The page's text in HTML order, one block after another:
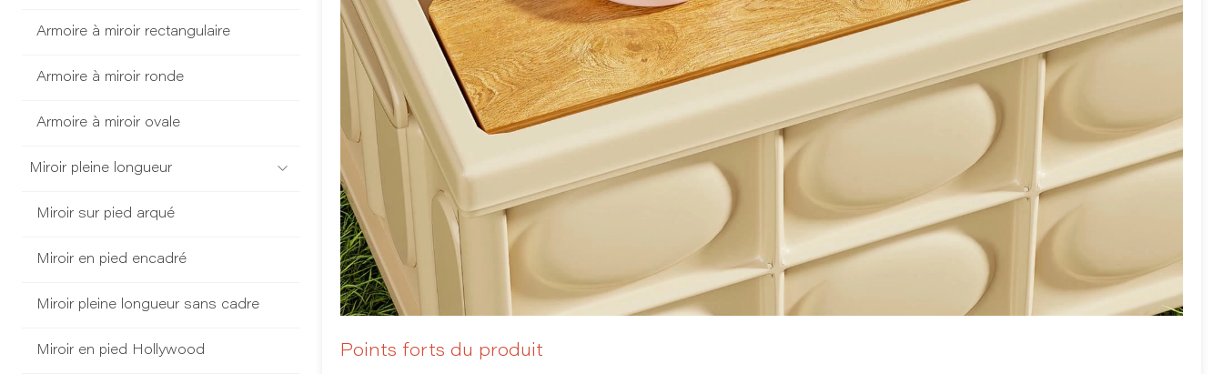
Points forts du produit
Armoire à miroir rectangulaire
Armoire à miroir ronde
Armoire à miroir ovale
Miroir pleine longueur
Miroir sur pied arqué
Miroir en pied encadré
Miroir pleine longueur sans cadre
Miroir en pied Hollywood